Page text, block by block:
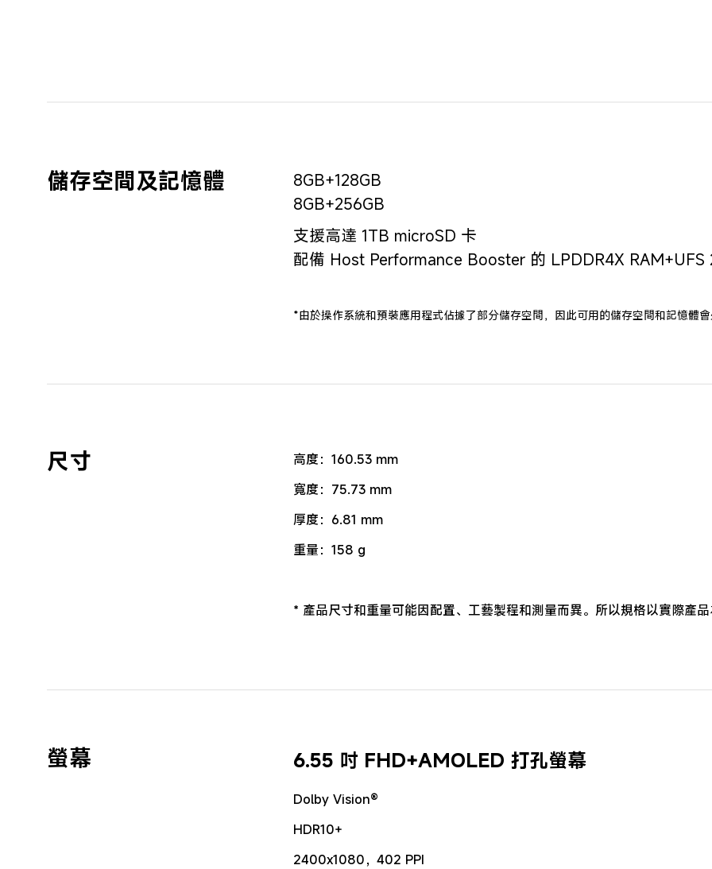
儲存空間及記憶體
8GB+128GB
8GB+256GB
支援高達 1TB microSD 卡
配備 Host Performance Booster 的 LPDDR4X RAM+UFS
*由於操作系統和預裝應用程式佔據了部分儲存空間，因此可用的儲存空間和記憶體
尺寸
高度：160.53 mm
寬度：75.73 mm
厚度：6.81 mm
重量：158 g
* 產品尺寸和重量可能因配置、工藝製程和測量而異。所以規格以實際產
螢幕 6.55 吋 FHD+AMOLED 打孔螢幕
Dolby Vision®
HDR10+
2400x1080，402 PPI